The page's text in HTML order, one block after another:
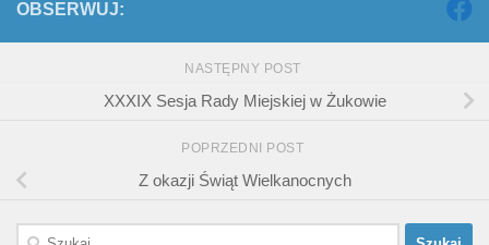
OBSERWUJ:
NASTĘPNY POST
XXXIX Sesja Rady Miejskiej w Żukowie
POPRZEDNI POST
Z okazji Świąt Wielkanocnych
Szukaj: